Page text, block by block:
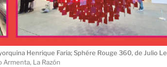
Henrique Faria; Sphére Rouge 360, de Julio Le
Armenta, La Razón